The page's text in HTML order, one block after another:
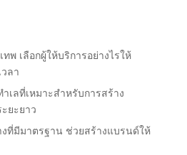
ทพ เลือกผู้ให้บริการอย่างไรให้
ลา
เลที่เหมาะสำหรับการสร้าง
ยะยาว
งที่มีมาตรฐาน ช่วยสร้างแบรนด์ให้